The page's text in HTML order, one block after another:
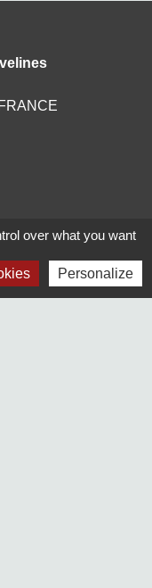
over what you want
Personalize